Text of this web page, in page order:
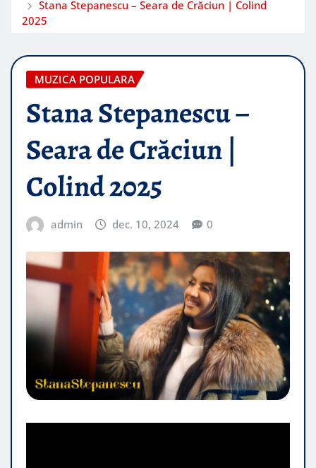
Stana Stepanescu – Seara de Crăciun | Colind
2025
MUZICA POPULARA
Stana Stepanescu –
Seara de Crăciun |
Colind 2025
admin dec. 10, 2024 0